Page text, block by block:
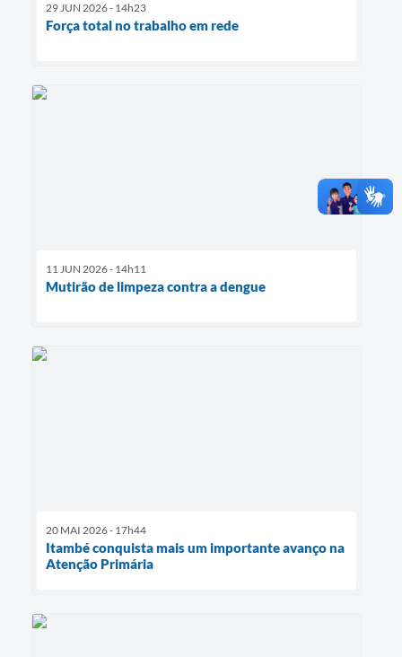
29 JUN 2026 - 14h23
Força total no trabalho em rede
11 JUN 2026 - 14h11
Mutirão de limpeza contra a dengue
20 MAI 2026 - 17h44
Itambé conquista mais um importante avanço na
Atenção Primária